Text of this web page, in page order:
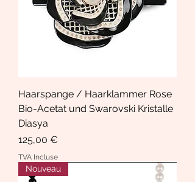
Haarspange / Haarklammer Rose
Bio-Acetat und Swarovski Kristalle
Diasya
Prix
125,00 €
TVA Incluse
Nouveau